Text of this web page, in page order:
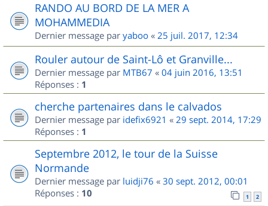
RANDO AU BORD DE LA MER A
MOHAMMEDIA
Dernier message par yaboo « 25 juil. 2017, 12:34
Rouler autour de Saint-Lô et Granville...
Dernier message par MTB67 « 04 juin 2016, 13:51
Réponses : 1
cherche partenaires dans le calvados
Dernier message par idefix6921 « 29 sept. 2014, 17:29
Réponses : 1
Septembre 2012, le tour de la Suisse
Normande
Dernier message par luidji76 « 30 sept. 2012, 00:01
Réponses : 10 1 2